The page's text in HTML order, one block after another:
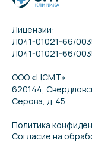
Лицензии:
Л041-01021-66/
Л041-01021-66/
ООО «ЦСМТ»
620144,
Серова, д. 45
Политика
Согласие на